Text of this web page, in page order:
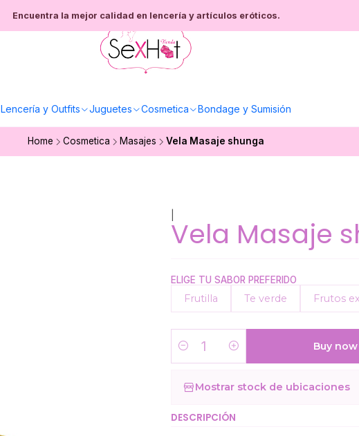
Lencería y Outfits Juguetes Cosmetica Bondage y Sumisión
Encuentra la mejor calidad en lencería y artículos eróticos.
Home Cosmetica Masajes Vela Masaje shunga
Vela Masaje
ELIGE TU SABOR PREFERIDO
Frutilla Te verde Frutos
Cantidad
Buy now
Mostrar stock de ubicaciones
DESCRIPCIÓN